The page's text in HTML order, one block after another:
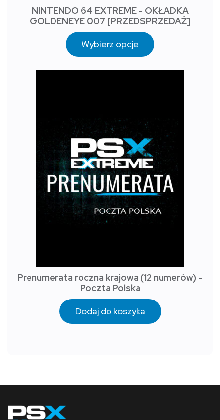
NINTENDO 64 EXTREME - OKŁADKA
GOLDENEYE 007 [PRZEDSPRZEDAŻ]
Wybierz opcje
Prenumerata roczna krajowa (12 numerów) -
Poczta Polska
Dodaj do koszyka